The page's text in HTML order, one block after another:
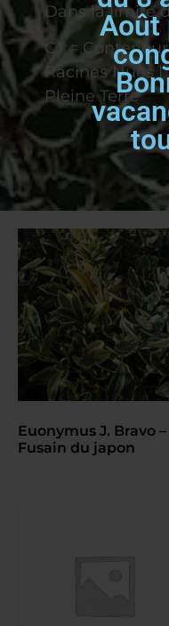
Dans la limite
CT =
Racines Nues |
Pleine Terre
Euonymus J. Bravo –
Fusain du japon
Août